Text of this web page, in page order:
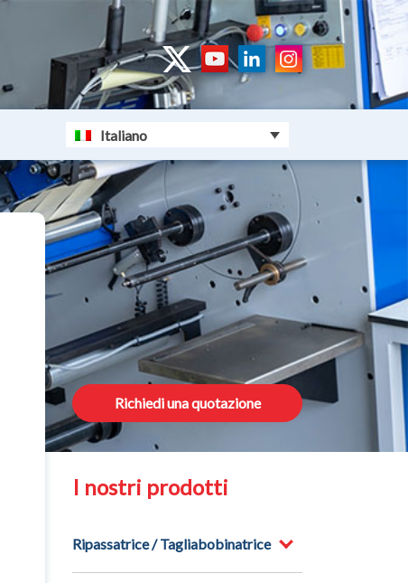
Italiano
Richiedi una quotazione
I nostri prodotti
Ripassatrice / Tagliabobinatrice